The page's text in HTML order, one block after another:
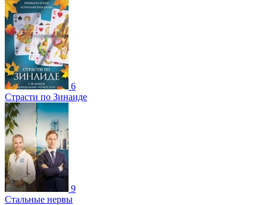
6
Страсти по Зинаиде
9
Стальные нервы